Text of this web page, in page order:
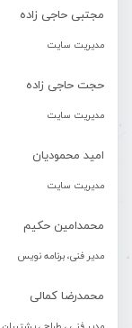
مجتبی حاجی زاده
مدیریت سایت
حجت حاجی زاده
مدیریت سایت
امید محمودیان
مدیریت سایت
محمدامین حکیم
مدیر فنی، برنامه نویس
محمدرضا کمالی